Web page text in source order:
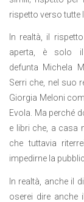
rispetto verso tutte
In realtà, il
aperta, è solo il
defunta Michela
Serri che, nel suo
Giorgia Meloni
Evola. Ma perché
e libri che, a casa
che tuttavia
impedirne la
In realtà, anche il
oserei dire anche